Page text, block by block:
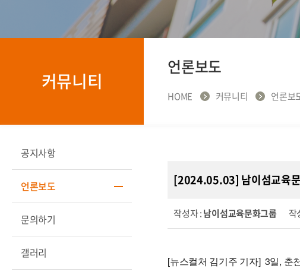
커뮤니티
공지사항
언론보도
문의하기
갤러리
언론보도
HOME 커뮤니티 언론보
[2024.05.03] 남이섬교육문
작성자 :남이섬교육문화그룹 작
[뉴스컬처 김기주 기자] 3일, 춘